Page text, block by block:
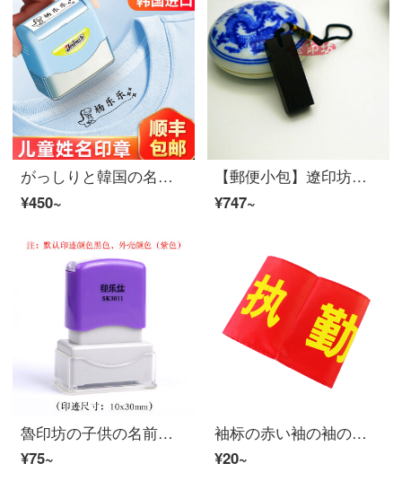
がっしりと韓国の名前のスタンプは色褪せません。環境保護の名前は、カスタム幼稚園の赤ちゃんの名前を貼って服と布団の靴下にアイロンをかけて縫うことができます。
¥450~
【郵便小包】遼印坊黒檀平たい章紫光檀彫名前捺印印男女カップル創造性誕生日プレゼプレゼント彼氏誕生日
¥747~
魯印坊の子供の名前は刺繡幼稚園の縫い目免除の赤ちゃんの名前を貼って印鑑の学生の防水の衣服を貼って布を貼って紫色（9）を縫うことができます（大きい贈り物の包みを含みます）（注文の付注の赤ちゃんの名前）
¥75~
袖标の赤い袖の袖の标识の赤い袖の标识は注文して火员の安全を监督します。
¥20~